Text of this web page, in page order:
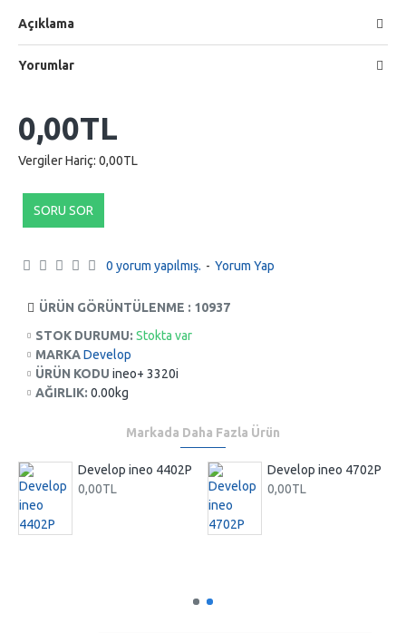
Açıklama
Yorumlar
STOK DURUMU: Stokta var
MARKADevelop
ÜRÜN KODU ineo+ 3320i
AĞIRLIK: 0.00kg
ÜRÜN GÖRÜNTÜLENME : 10937
0 yorum yapılmış. - Yorum Yap
0,00TL
Vergiler Hariç: 0,00TL
SORU SOR
Markada Daha Fazla Ürün
Develop ineo 4402P
0,00TL
Develop ineo 4702P
0,00TL